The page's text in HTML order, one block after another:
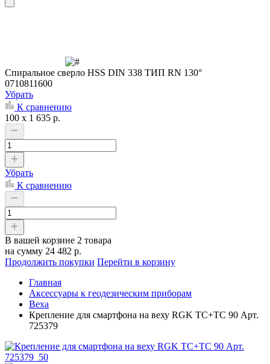
Cпиральное сверло HSS DIN 338 ТИП RN 130°
0710811600
Убрать
К сравнению
100 x 1 635 р.
Убрать
К сравнению
В вашей корзине 2 товара
на сумму 24 482 р.
Продолжить покупки Перейти в корзину
Главная
Аксессуары к геодезическим приборам
Веха
Крепление для смартфона на веху RGK TC+TC 90 Арт.
725379